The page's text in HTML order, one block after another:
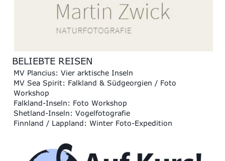
BELIEBTE REISEN
MV Plancius: Vier arktische Inseln
MV Sea Spirit: Falkland & Südgeorgien / Foto
Workshop
Falkland-Inseln: Foto Workshop
Shetland-Inseln: Vogelfotografie
Finnland / Lappland: Winter Foto-Expedition